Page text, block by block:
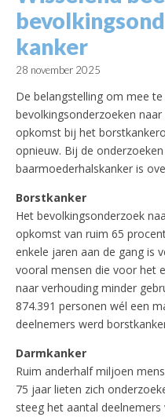
kanker
28 november 2025
De belangstelling om mee
bevolkingsonderzoeken
opkomst bij het
opnieuw. Bij de
baarmoederhalskanker is
Borstkanker
Het bevolkingsonderzoek
opkomst van ruim 65
enkele jaren aan de gang is
vooral mensen die voor het
naar verhouding minder
874.391 personen wél een
deelnemers werd
Darmkanker
Ruim anderhalf miljoen
75 jaar lieten zich
steeg het aantal